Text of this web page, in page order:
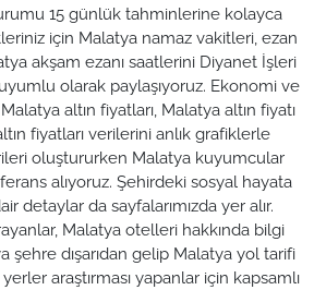
15 günlük tahminlerine kolayca
için Malatya namaz vakitleri, ezan
akşam ezanı saatlerini Diyanet İşleri
olarak paylaşıyoruz. Ekonomi ve
altın fiyatları, Malatya altın fiyatı
fiyatları verilerini anlık grafiklerle
oluştururken Malatya kuyumcular
alıyoruz. Şehirdeki sosyal hayata
detaylar da sayfalarımızda yer alır.
Malatya otelleri hakkında bilgi
şehre dışarıdan gelip Malatya yol tarifi
araştırması yapanlar için kapsamlı